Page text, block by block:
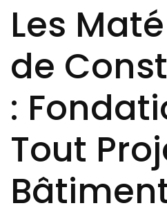
Les
de
:
Tout